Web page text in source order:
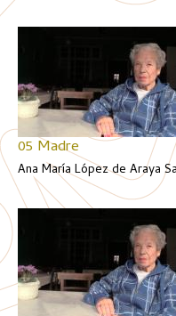
05 Madre
Ana María López de Araya